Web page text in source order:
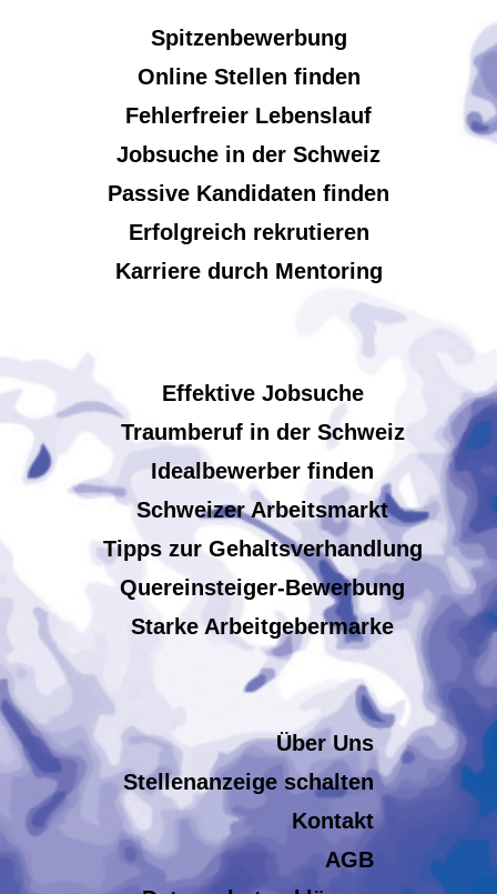
Spitzenbewerbung
Online Stellen finden
Fehlerfreier Lebenslauf
Jobsuche in der Schweiz
Passive Kandidaten finden
Erfolgreich rekrutieren
Karriere durch Mentoring
Effektive Jobsuche
Traumberuf in der Schweiz
Idealbewerber finden
Schweizer Arbeitsmarkt
Tipps zur Gehaltsverhandlung
Quereinsteiger-Bewerbung
Starke Arbeitgebermarke
Über Uns
Stellenanzeige schalten
Kontakt
AGB